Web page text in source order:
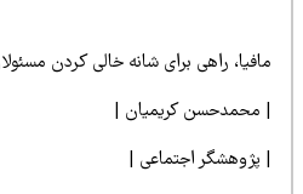
راهی برای شانه خالی کردن مسئولان از
کریمیان |
اجتماعی |